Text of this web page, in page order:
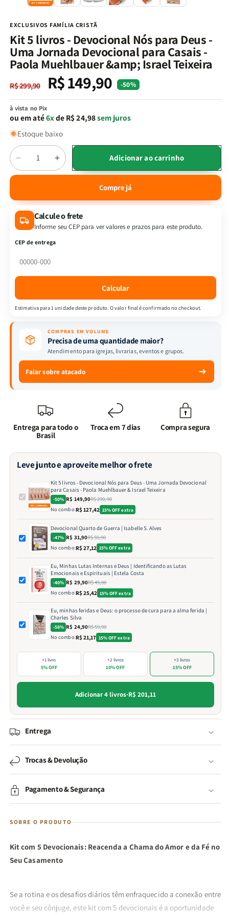
EXCLUSIVOS FAMÍLIA CRISTÃ
Kit 5 livros - Devocional Nós para Deus -
Uma Jornada Devocional para Casais -
Paola Muehlbauer &amp; Israel Teixeira
Preço
normal
R$ 299,90
Preço
promocional
R$ 149,90 -50%
à vista no Pix
ou em até6xde R$ 24,98sem juros
Estoque baixo
Quantidade
Diminuir
a
Kit
5
livros
Devocional
Nós
Uma
Jornada
para
Casais
Paola
Muehlbauer
Teixeira
Aumentar
a
quantidade
Kit
5
livros
Uma
Jornada
para
Casais
-
Muehlbauer
Adicionar ao carrinho
Compre já
Calcule o frete
Informe seu CEP para ver valores e prazos para este produto.
CEP de entrega
Calcular
Estimativa para 1 unidade deste produto. O valor final é confirmado no checkout.
COMPRAS EM VOLUME
Precisa de uma quantidade maior?
Atendimento para igrejas, livrarias, eventos e grupos.
Falar sobre atacado
Entrega para todo o
Brasil
Troca em 7 dias Compra segura
Leve junto e aproveite melhor o frete
Kit 5 livros - Devocional Nós para Deus - Uma Jornada Devocional
para Casais - Paola Muehlbauer & Israel Teixeira
-50% R$ 149,90R$ 299,90
No combo:R$ 127,42 15% OFF extra
Devocional Quarto de Guerra | Isabelle S. Alves
-47% R$ 31,90R$ 59,90
No combo:R$ 27,12 15% OFF extra
Eu, Minhas Lutas Internas e Deus | Identificando as Lutas
Emocionais e Espirituais | Estela Costa
-40% R$ 29,90R$ 49,80
No combo:R$ 25,42 15% OFF extra
Eu, minhas feridas e Deus: o processo de cura para a alma ferida |
Charles Silva
-58% R$ 24,90R$ 59,90
No combo:R$ 21,17 15% OFF extra
+1 livro
5% OFF
+2 livros
10% OFF
+3 livros
15% OFF
Adicionar 4 livros·R$ 201,11
Entrega
Trocas & Devolução
Pagamento & Segurança
SOBRE O PRODUTO
Kit com 5 Devocionais: Reacenda a Chama do Amor e da Fé no
Seu Casamento
Se a rotina e os desafios diários têm enfraquecido a conexão entre
você e seu cônjuge, este kit com 5 devocionais é a oportunidade